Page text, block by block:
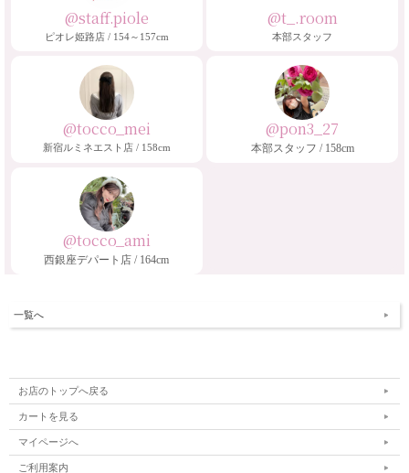
@staff.piole
ピオレ姫路店 / 154～157cm
@t_.room
本部スタッフ
@tocco_mei
新宿ルミネエスト店 / 158cm
@pon3_27
本部スタッフ / 158cm
@tocco_ami
西銀座デパート店 / 164cm
一覧へ
お店のトップへ戻る
カートを見る
マイページへ
ご利用案内